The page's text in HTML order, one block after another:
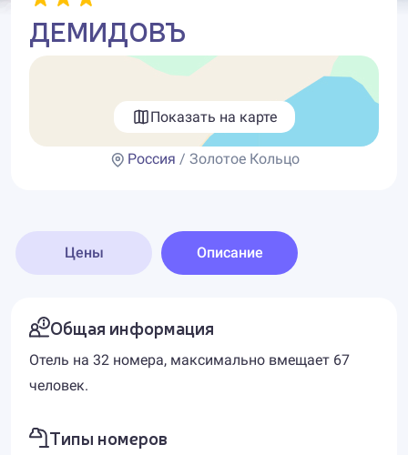
ДЕМИДОВЪ
Показать на карте
Россия / Золотое Кольцо
Цены Описание
Общая информация
Отель на 32 номера, максимально вмещает 67
человек.
Типы номеров